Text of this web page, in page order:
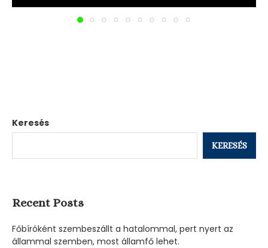
Keresés
KERESÉS
Recent Posts
Főbíróként szembeszállt a hatalommal, pert nyert az
állammal szemben, most államfő lehet.